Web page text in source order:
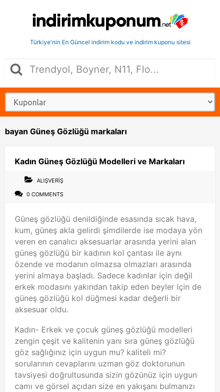
Türkiye'nin En Güncel indirim kodu ve indirim kuponu sitesi
bayan Güneş Gözlüğü markaları
Kadın Güneş Gözlüğü Modelleri ve Markaları
ALIŞVERIŞ
0 COMMENTS
Güneş gözlüğü denildiğinde esasında sıcak hava,
kum, güneş akla gelirdi şimdilerde ise modaya yön
veren en canalıcı aksesuarlar arasında yerini alan
güneş gözlüğü bir kadının kol çantası ile aynı
özende ve modanın olmazsa olmazları arasında
yerini almaya başladı. Sadece kadınlar için değil
erkek modasını yakından takip eden beyler için de
güneş gözlüğü kol düğmesi kadar değerli bir
aksesuar oldu.
Kadın- Erkek ve çocuk güneş gözlüğü modelleri
zengin çeşit ve kalitenin yanı sıra güneş gözlüğü
göz sağlığınız için uygun mu? kaliteli mi?
sorularının cevaplarını uzman göz doktorunun
tavsiyesi doğrultusunda sizin gözünüz için uygun
camı ve görsel açıdan size en yakışanı bulmanızı